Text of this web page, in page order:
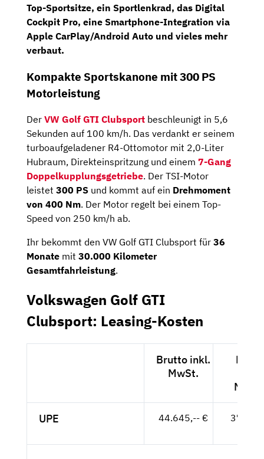
Top-Sportsitze, ein Sportlenkrad, das Digital
Cockpit Pro, eine Smartphone-Integration via
Apple CarPlay/Android Auto und vieles mehr
verbaut.
Kompakte Sportskanone mit 300 PS
Motorleistung
Der VW Golf GTI Clubsport beschleunigt in 5,6
Sekunden auf 100 km/h. Das verdankt er seinem
turboaufgeladener R4-Ottomotor mit 2,0-Liter
Hubraum, Direkteinspritzung und einem 7-Gang
Doppelkupplungsgetriebe. Der TSI-Motor
leistet 300 PS und kommt auf ein Drehmoment
von 400 Nm. Der Motor regelt bei einem Top-
Speed von 250 km/h ab.
Ihr bekommt den VW Golf GTI Clubsport für 36
Monate mit 30.000 Kilometer
Gesamtfahrleistung.
Volkswagen Golf GTI
Clubsport: Leasing-Kosten
Brutto inkl.
MwSt.
Netto
MwSt.
UPE 44.645,-- €